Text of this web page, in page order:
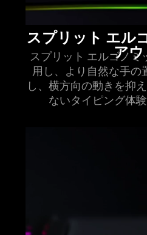
スプリット エル
ア
スプリット エルゴノミ
用し、より自然な手の
し、横方向の動きを抑
ないタイピング体